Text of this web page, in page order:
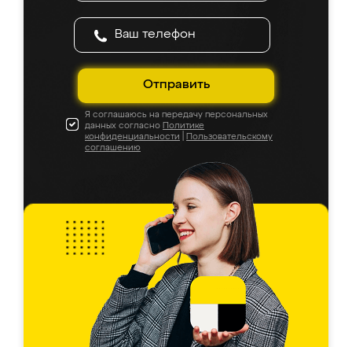
Отправить
Я соглашаюсь на передачу персональных
данных согласно Политике
конфиденциальности
Пользовательскому
соглашению